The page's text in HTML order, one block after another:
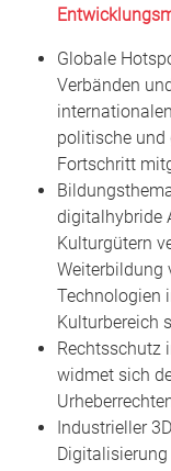
Globale
Verbänden
politische und
Fortschritt
digitalhybride
Kulturgütern
Weiterbildung
Technologien
Kulturbereich
Rechtsschutz
widmet sich
Industrieller